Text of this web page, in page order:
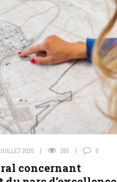
2026 393 0
concernant